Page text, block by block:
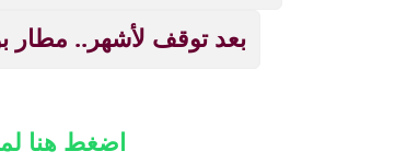
بعد توقف لأشهر.. مطار
اضغط هنا